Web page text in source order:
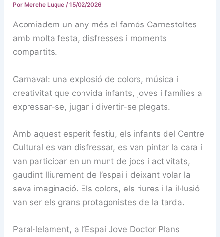
Por Merche Luque/15/02/2026
Acomiadem un any més el famós Carnestoltes
amb molta festa, disfresses i moments
compartits.
Carnaval: una explosió de colors, música i
creativitat que convida infants, joves i famílies a
expressar-se, jugar i divertir-se plegats.
Amb aquest esperit festiu, els infants del Centre
Cultural es van disfressar, es van pintar la cara i
van participar en un munt de jocs i activitats,
gaudint lliurement de l’espai i deixant volar la
seva imaginació. Els colors, els riures i la il·lusió
van ser els grans protagonistes de la tarda.
Paral·lelament, a l’Espai Jove Doctor Plans